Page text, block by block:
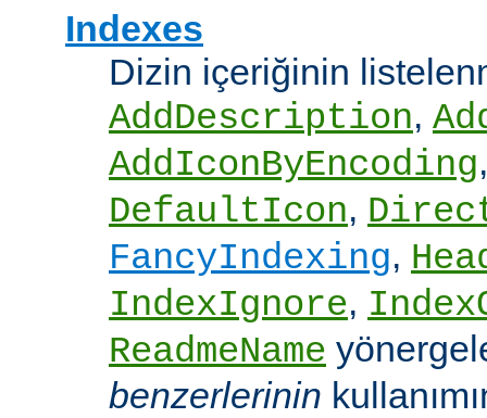
Indexes
Dizin içeriğinin
AddDescription,
AddIconByEncoding
DefaultIcon,
FancyIndexing,
IndexIgnore,
ReadmeName
benzerlerinin